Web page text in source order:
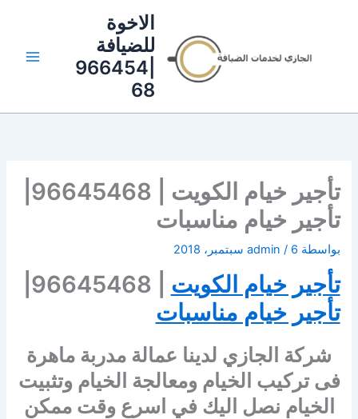
الاخوة
للضيافة
|966454
68
تأجير خيام مناسبات
بواسطة admin / 6 سبتمبر، 2018
تأجير خيام الكويت
تأجير خيام مناسبات
شركة الجازي لدينا عمالة مدربة ماهرة
فى تركيب الخيام ومعالجة الخيام وتثبيت
الخيام نصل اليك في اسرع وقت ممكن